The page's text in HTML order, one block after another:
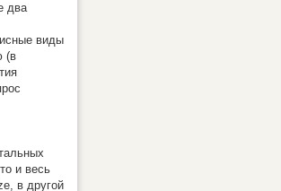
два
виды
(в
и весь
в другой